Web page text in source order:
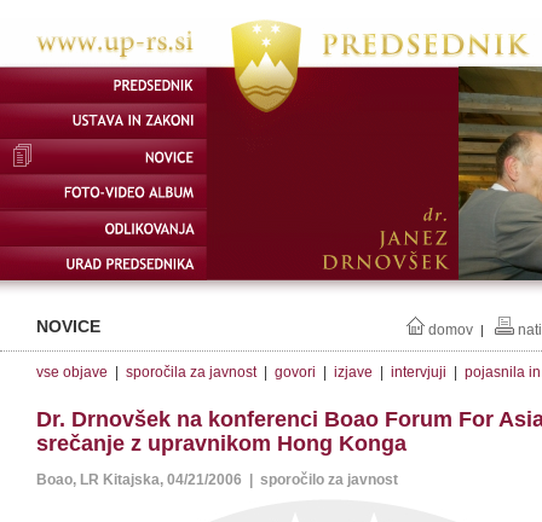
NOVICE domov |
vse objave sporočila za javnost| govori izjave intervjuji pojasnila
Dr. Drnovšek na konferenci Boao Forum For
srečanje z upravnikom Hong Konga
Boao, LR Kitajska, 04/21/2006 | sporočilo za javnost